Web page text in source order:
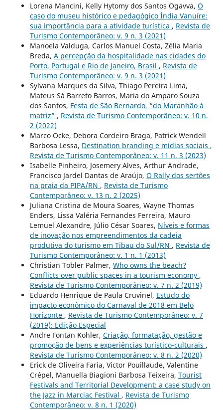
Lorena Mancini, Kelly Hytomy dos Santos Ogavva, O
caso do museu histórico e pedagógico Índia Vanuíre:
sua importância para a atividade turística , Revista de
Turismo Contemporâneo: v. 9 n. 3 (2021)
Manoela Valduga, Carlos Manuel Costa, Zélia Maria
Breda, A percepção da hospitalidade nas cidades do
Porto, Portugal e Rio de Janeiro, Brasil , Revista de
Turismo Contemporâneo: v. 9 n. 3 (2021)
Sylvana Marques da Silva, Thiago Pereira Lima,
Mateus Sá Barreto Barros, Maria do Amparo Souza
dos Santos, Festa de São Bernardo, “do Maranhão à
matriz” , Revista de Turismo Contemporâneo: v. 10 n.
2 (2022)
Marco Ocke, Debora Cordeiro Braga, Patrick Wendell
Barbosa Lessa, Destination branding e mídias sociais ,
Revista de Turismo Contemporâneo: v. 11 n. 3 (2023)
Isabelle Pinheiro, Josemery Alves, Arthur Andrade,
Francisco Jardel Dantas de Araújo, O Rally dos sertões
na praia da PIPA/RN , Revista de Turismo
Contemporâneo: v. 13 n. 2 (2025)
Juliana Cristina de Moura Soares, Wayne Thomas
Enders, Lissa Valéria Fernandes Ferreira, Mauro
Lemuel Alexandre, Júlio César Soares, Níveis e formas
de inovação nos empreendimentos da cadeia
produtiva do turismo em Tibau do Sul/RN , Revista de
Turismo Contemporâneo: v. 1 n. 1 (2013)
Christian Tobler Palmer, Who owns the beach?
Conflicts over public spaces in a tourism economy ,
Revista de Turismo Contemporâneo: v. 7 n. 2 (2019)
Eduardo Henrique de Paula Cruvinel, Estudo do
impacto econômico do Carnaval de 2018 em Belo
Horizonte , Revista de Turismo Contemporâneo: v. 7
(2019): Edição Especial
Andre Fontan Kohler, Criação, formatação, gestão e
promoção de bens e experiências turístico-culturais ,
Revista de Turismo Contemporâneo: v. 8 n. 2 (2020)
Erick de Oliveira Faria, Victor Pouillaude, Valentine
Crépel, Manuella Biagioni Barbosa Teixeira, Tourist
Festivals and Territorial Development: a case study on
the Jazz in Marciac Festival , Revista de Turismo
Contemporâneo: v. 8 n. 1 (2020)